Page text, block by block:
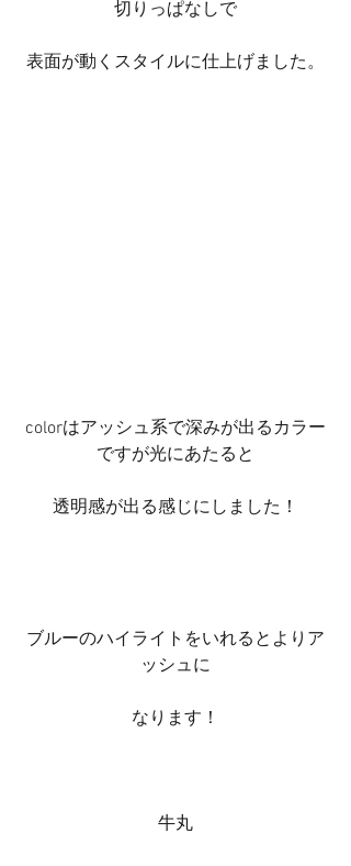
切りっぱなしで
表面が動くスタイルに仕上げました。
colorはアッシュ系で深みが出るカラー
ですが光にあたると
透明感が出る感じにしました！
ブルーのハイライトをいれるとよりア
ッシュに
なります！
牛丸